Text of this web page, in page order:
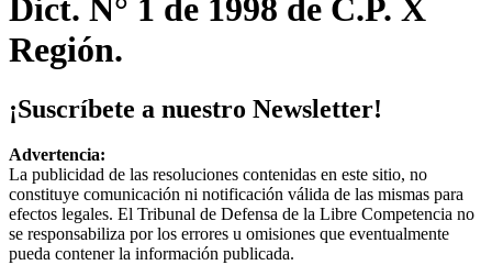
Dict. N° 1 de 1998 de C.P. X
Región.
¡Suscríbete a nuestro Newsletter!
Advertencia:
La publicidad de las resoluciones contenidas en este sitio, no
constituye comunicación ni notificación válida de las mismas para
efectos legales. El Tribunal de Defensa de la Libre Competencia no
se responsabiliza por los errores u omisiones que eventualmente
pueda contener la información publicada.